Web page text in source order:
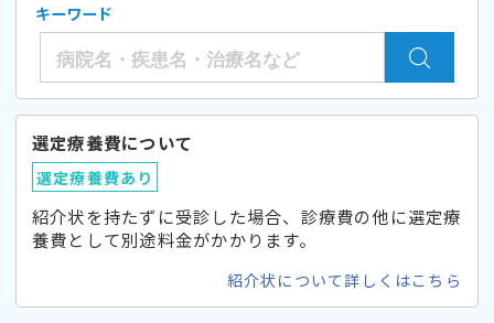
キーワード
選定療養費について
選定療養費あり
紹介状を持たずに受診した場合、診療費の他に選定療
養費として別途料金がかかります。
紹介状について詳しくはこちら